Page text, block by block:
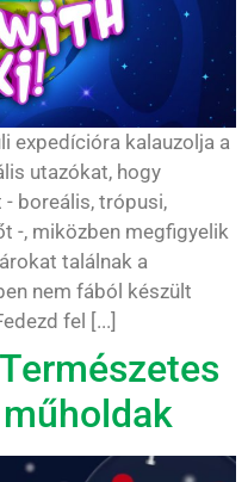
expedícióra kalauzolja a
utazókat, hogy
boreális, trópusi,
-, miközben megfigyelik
találnak a
nem fából készült
fel [...]